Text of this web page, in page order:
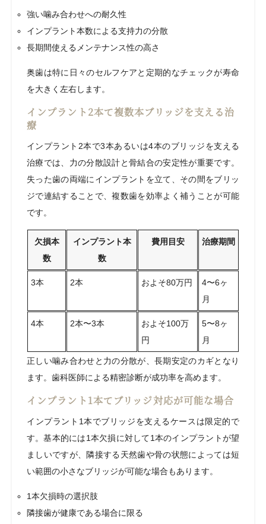
強い噛み合わせへの耐久性
インプラント本数による支持力の分散
長期間使えるメンテナンス性の高さ
奥歯は特に日々のセルフケアと定期的なチェックが寿命
を大きく左右します。
インプラント2本で複数本ブリッジを支える治
療
インプラント2本で3本あるいは4本のブリッジを支える
治療では、力の分散設計と骨結合の安定性が重要です。
失った歯の両端にインプラントを立て、その間をブリッ
ジで連結することで、複数歯を効率よく補うことが可能
です。
欠損本
数
インプラント本
数
費用目安 治療期間
3本 2本 およそ80万円
4〜6ヶ
月
4本 2本〜3本
およそ100万
円
5〜8ヶ
月
正しい噛み合わせと力の分散が、長期安定のカギとなり
ます。歯科医師による精密診断が成功率を高めます。
インプラント1本でブリッジ対応が可能な場合
インプラント1本でブリッジを支えるケースは限定的で
す。基本的には1本欠損に対して1本のインプラントが望
ましいですが、隣接する天然歯や骨の状態によっては短
い範囲の小さなブリッジが可能な場合もあります。
1本欠損時の選択肢
隣接歯が健康である場合に限る